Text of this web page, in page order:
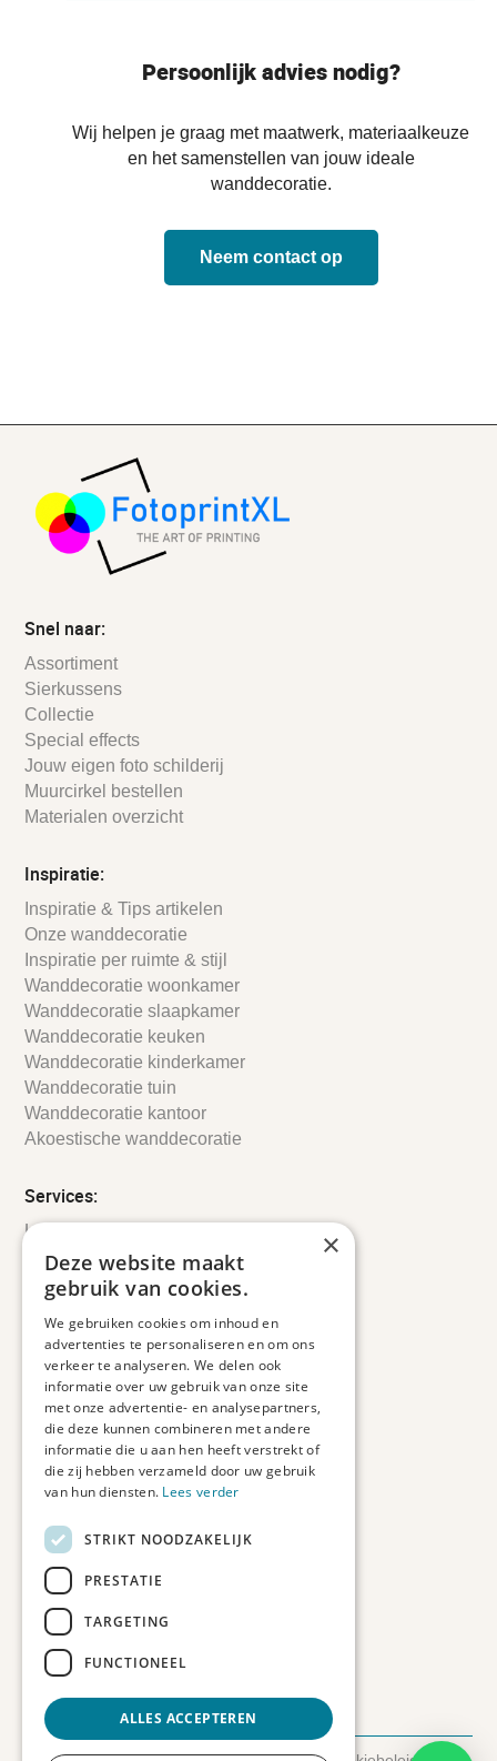
Persoonlijk advies nodig?
Wij helpen je graag met maatwerk, materiaalkeuze
en het samenstellen van jouw ideale
wanddecoratie.
Neem contact op
Snel naar:
Assortiment
Sierkussens
Collectie
Special effects
Jouw eigen foto schilderij
Muurcirkel bestellen
Materialen overzicht
Inspiratie:
Inspiratie & Tips artikelen
Onze wanddecoratie
Inspiratie per ruimte & stijl
Wanddecoratie woonkamer
Wanddecoratie slaapkamer
Wanddecoratie keuken
Wanddecoratie kinderkamer
Wanddecoratie tuin
Wanddecoratie kantoor
Akoestische wanddecoratie
Services:
Leveringsinformatie
Retourbeleid
Informatie
Veelgestelde vragen
Duurzaam ondernemen
Contact informatie
Etienne de Pinedaweg 34
3711 CH, Austerlitz
Nederland
info@fotoprintxl.nl
0343 78 58 00
KVK: 81960263
BTW: NL002708709B23
×
Deze website maakt
gebruik van cookies.
We gebruiken cookies om inhoud en
advertenties te personaliseren en om ons
verkeer te analyseren. We delen ook
informatie over uw gebruik van onze site
met onze advertentie- en analysepartners,
die deze kunnen combineren met andere
informatie die u aan hen heeft verstrekt of
die zij hebben verzameld door uw gebruik
van hun diensten. Lees verder
STRIKT NOODZAKELIJK
PRESTATIE
TARGETING
FUNCTIONEEL
ALLES ACCEPTEREN